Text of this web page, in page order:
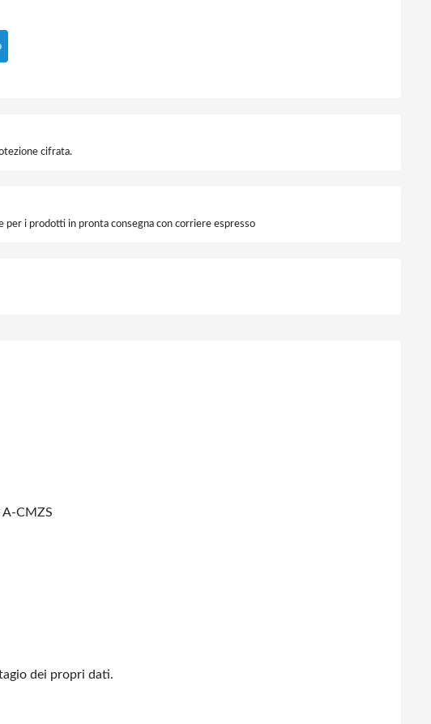
cifrata.
i prodotti in pronta consegna con corriere espresso
CMZS
dei propri dati.